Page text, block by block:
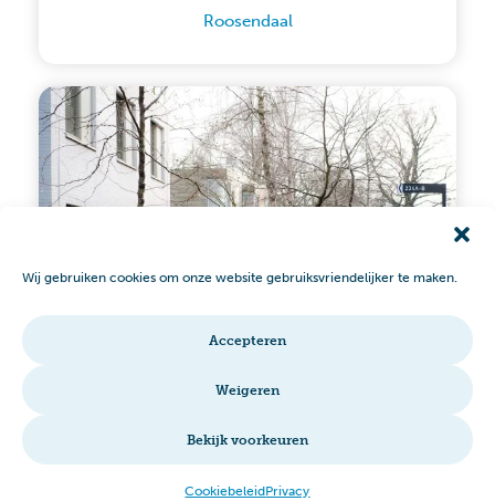
Wij gebruiken cookies om onze website gebruiksvriendelijker te maken.
Accepteren
Weigeren
Bekijk voorkeuren
CookiebeleidPrivacy
Roosendaal
Lambertijnen­hof
Bergen op Zoom